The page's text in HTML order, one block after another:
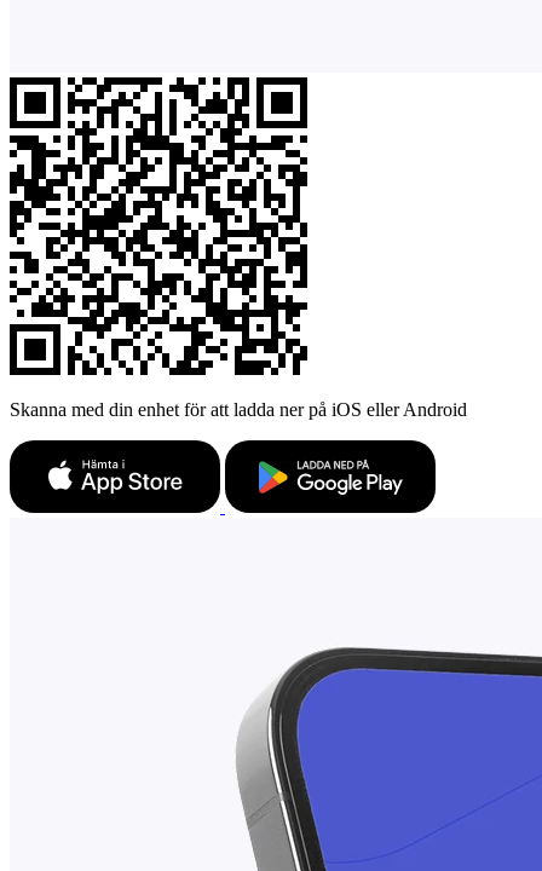
Skanna med din enhet för att ladda ner på iOS eller Android